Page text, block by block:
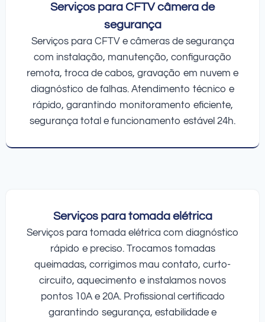
Serviços para CFTV câmera de
segurança
Serviços para CFTV e câmeras de segurança
com instalação, manutenção, configuração
remota, troca de cabos, gravação em nuvem e
diagnóstico de falhas. Atendimento técnico e
rápido, garantindo monitoramento eficiente,
segurança total e funcionamento estável 24h.
Serviços para tomada elétrica
Serviços para tomada elétrica com diagnóstico
rápido e preciso. Trocamos tomadas
queimadas, corrigimos mau contato, curto-
circuito, aquecimento e instalamos novos
pontos 10A e 20A. Profissional certificado
garantindo segurança, estabilidade e